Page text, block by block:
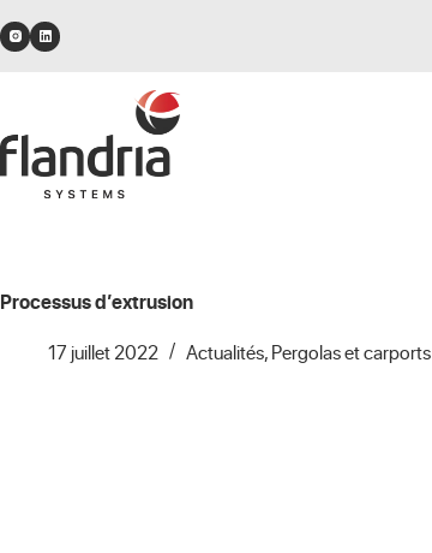
au
Processus d’extrusion
17 juillet 2022 Actualités,Pergolas et carports